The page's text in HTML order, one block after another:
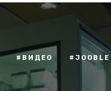
#ВИДЕО #JOOBLE